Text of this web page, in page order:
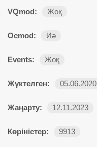
VQmod: Жоқ
Ocmod: Иә
Events: Жоқ
Жүктелген: 05.06.2020
Жаңарту: 12.11.2023
Көріністер: 9913